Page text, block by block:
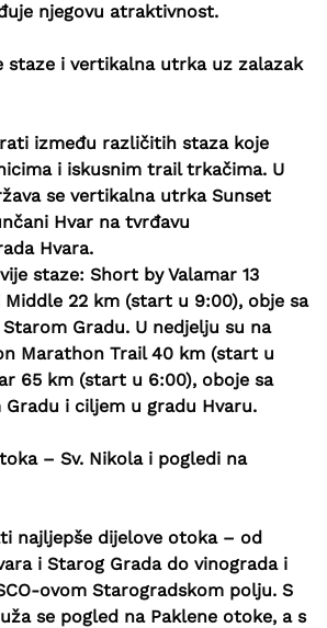
njegovu atraktivnost.
staze i vertikalna utrka uz zalazak
između različitih staza koje
i iskusnim trail trkačima. U
se vertikalna utrka Sunset
Hvar na tvrđavu
Hvara.
staze: Short by Valamar 13
Middle 22 km (start u 9:00), obje sa
Gradu. U nedjelju su na
Marathon Trail 40 km (start u
65 km (start u 6:00), oboje sa
i ciljem u gradu Hvaru.
– Sv. Nikola i pogledi na
najljepše dijelove otoka– od
i Starog Grada do vinograda i
ovom Starogradskom polju. S
se pogled na Paklene otoke, a s